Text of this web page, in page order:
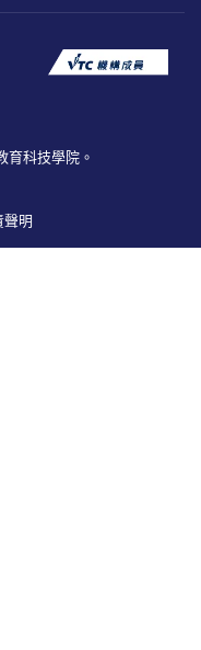
科技學院。
聲明